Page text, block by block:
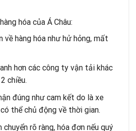
hóa của Á Châu:
về hàng hóa như hử hỏng, mất
hơn các công ty vận tải khác
chiều.
đúng như cam kết do là xe
thể chủ động về thời gian.
rõ ràng, hóa đơn nếu quý